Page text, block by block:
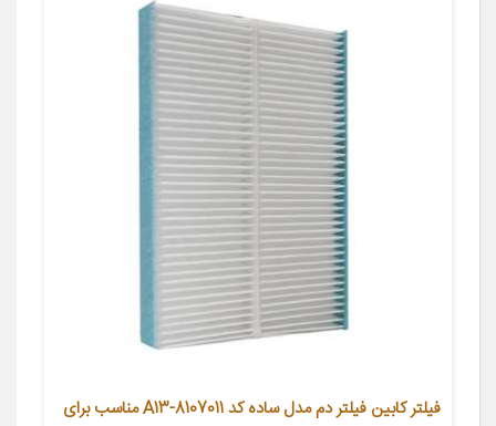
فیلتر کابین فیلتر دم مدل ساده کد A13-8107011 مناسب برای